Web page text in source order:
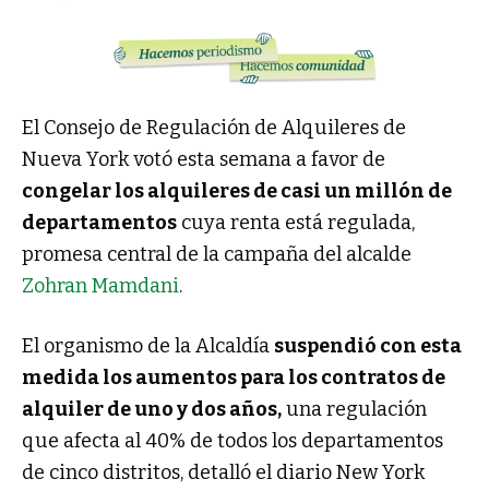
El Consejo de Regulación de Alquileres de
Nueva York votó esta semana a favor de
congelar los alquileres de casi un millón de
departamentos cuya renta está regulada,
promesa central de la campaña del alcalde
Zohran Mamdani.
El organismo de la Alcaldía suspendió con esta
medida los aumentos para los contratos de
alquiler de uno y dos años,una regulación
que afecta al 40% de todos los departamentos
de cinco distritos, detalló el diario New York